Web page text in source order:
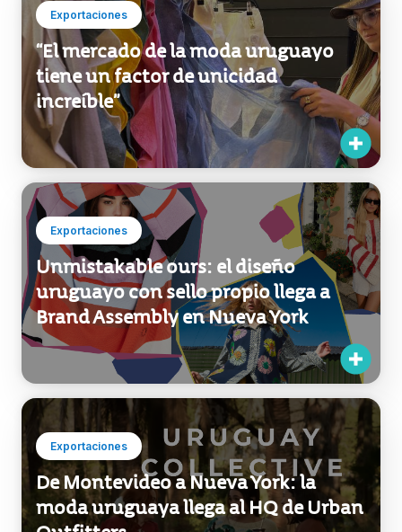
Ordenar por: Más nuevo a
más antiguo
Exportaciones
“El mercado de la moda uruguayo
tiene un factor de unicidad
increíble”
Exportaciones
Unmistakable ours: el diseño
uruguayo con sello propio llega a
Brand Assembly en Nueva York